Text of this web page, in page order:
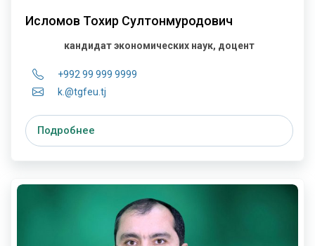
Исломов Тохир Султонмуродович
кандидат экономических наук, доцент
+992 99 999 9999
k.@tgfeu.tj
Подробнее